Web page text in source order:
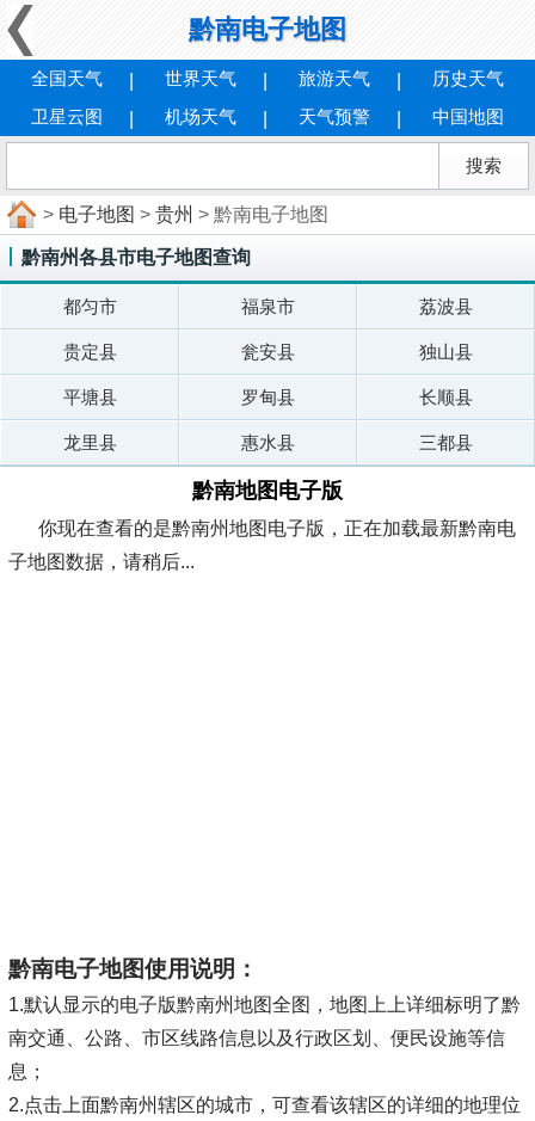
黔南电子地图
全国天气 世界天气 旅游天气
历史天气
卫星云图
机场天气 天气预警 中国地图
> 电子地图 > 贵州 > 黔南电子地图
黔南州各县市电子地图查询
都匀市 福泉市 荔波县
贵定县 瓮安县 独山县
平塘县 罗甸县 长顺县
龙里县 惠水县 三都县
黔南地图电子版
你现在查看的是黔南州地图电子版，正在加载最新黔南电
子地图数据，请稍后...
黔南电子地图使用说明：
1.默认显示的电子版黔南州地图全图，地图上上详细标明了黔
南交通、公路、市区线路信息以及行政区划、便民设施等信
息；
2.点击上面黔南州辖区的城市，可查看该辖区的详细的地理位